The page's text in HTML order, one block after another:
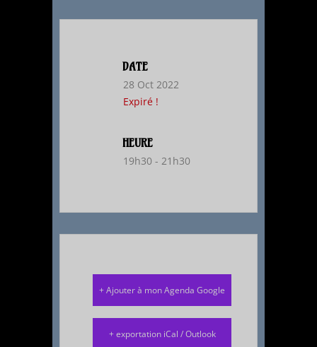
DATE
28 Oct 2022
Expiré !
HEURE
19h30 - 21h30
+ Ajouter à mon Agenda Google
+ exportation iCal / Outlook